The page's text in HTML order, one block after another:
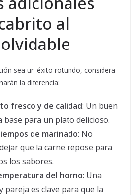
al
sea un éxito rotundo, considera
la diferencia:
fresco y de calidad: Un buen
base para un plato delicioso.
de marinado: No
que la carne repose para
los sabores.
del horno: Una
pareja es clave para que la